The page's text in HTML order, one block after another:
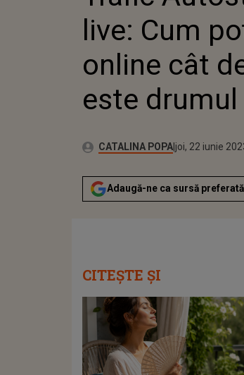
live: Cum
online cât
este
Autor:CATALINA POPAPublicat:
miercuri, 22
Actualizat:
joi, 22 iunie
Adaugă-ne ca sursă
CITEȘTE ȘI